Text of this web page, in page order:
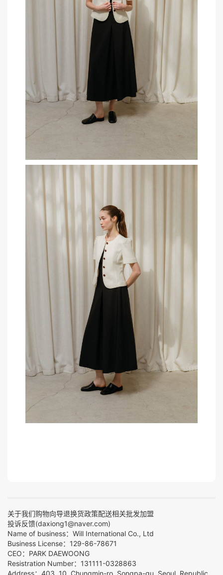
关于我们购物向导退换货政策配送相关批发加盟
投诉反馈(daxiong1@naver.com)
Name of business：Will International Co., Ltd
Business License：129-86-78671
CEO：PARK DAEWOONG
Resistration Number：131111-0328863
Address：403, 10, Chungmin-ro, Songpa-gu, Seoul, Republic